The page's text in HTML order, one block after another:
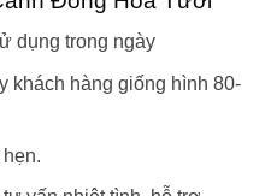
dụng trong ngày
khách hàng giống hình 80-